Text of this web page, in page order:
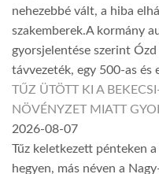
nehezebbé vált, a hiba
szakemberek.A kormány
gyorsjelentése szerint
távvezeték, egy 500-as és
TŰZ ÜTÖTT KI A
NÖVÉNYZET MIATT
2026-08-07
Tűz keletkezett pénteken
hegyen, más néven a